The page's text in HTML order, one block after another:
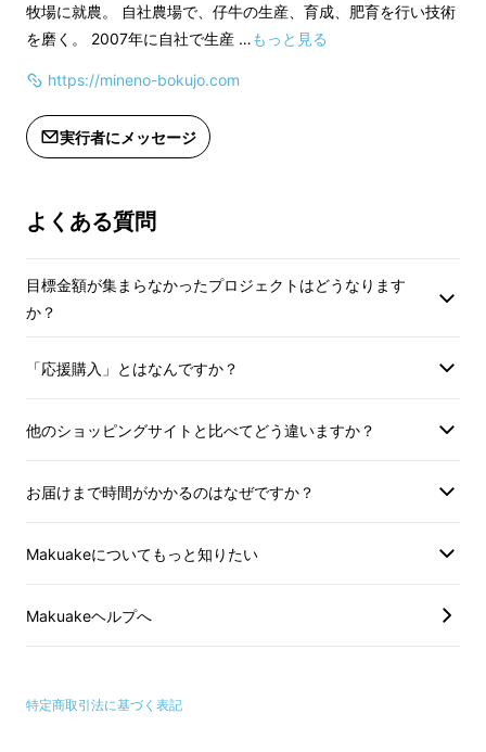
峯野牧場の新たな挑戦
峯野牧場は静岡県浜松市にある1つの牧場で
り、一定の基準を超えた牛肉を｢峯野牛｣として
販売しております。ただ、育つまでに2年以上
ル、フランス料理店、日本料理店などの飲食店
いません。
牛｣ですが、新型ウイルスの影響を受けてしま
販売だけでなく、何か峯野牛を活かした商品を
の｢肉割烹 巳峯｣さんとのコラボ商品【峯野牛
牧場に就農。 自社農場で、仔牛の生産、育成、肥育を行い技術
を磨く。 2007年に自社で生産 …もっと見る
https://mineno-bokujo.com
実行者にメッセージ
よくある質問
目標金額が集まらなかったプロジェクトはどうなります
か？
「応援購入」とはなんですか？
他のショッピングサイトと比べてどう違いますか？
お届けまで時間がかかるのはなぜですか？
Makuakeについてもっと知りたい
Makuakeヘルプへ
特定商取引法に基づく表記